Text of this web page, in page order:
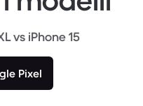
vs iPhone 15
Pixel